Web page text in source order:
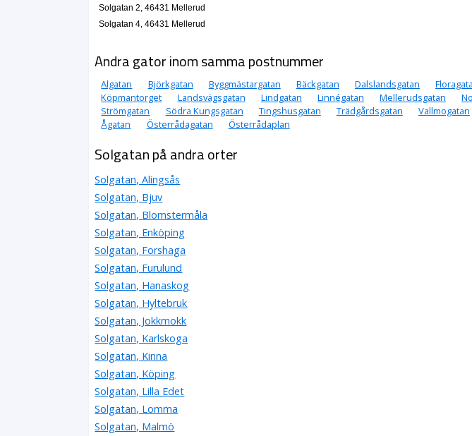
Solgatan 2, 46431 Mellerud
Solgatan 4, 46431 Mellerud
Andra gator inom samma postnummer
Algatan Björkgatan Byggmästargatan Bäckgatan Dalslandsgatan
Köpmantorget
Landsvägsgatan Lindgatan Linnégatan Mellerudsgatan
Strömgatan
Södra Kungsgatan Tingshusgatan Trädgårdsgatan Vallmogatan
Ågatan
Österrådagatan Österrådaplan
Solgatan på andra orter
Solgatan, Alingsås
Solgatan, Bjuv
Solgatan, Blomstermåla
Solgatan, Enköping
Solgatan, Forshaga
Solgatan, Furulund
Solgatan, Hanaskog
Solgatan, Hyltebruk
Solgatan, Jokkmokk
Solgatan, Karlskoga
Solgatan, Kinna
Solgatan, Köping
Solgatan, Lilla Edet
Solgatan, Lomma
Solgatan, Malmö